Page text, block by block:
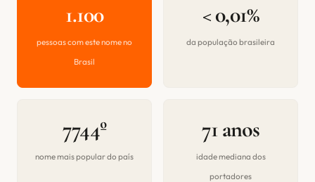
1.100
pessoas com este nome no
Brasil
< 0,01%
da população brasileira
7744º
nome mais popular do país
71 anos
idade mediana dos
portadores